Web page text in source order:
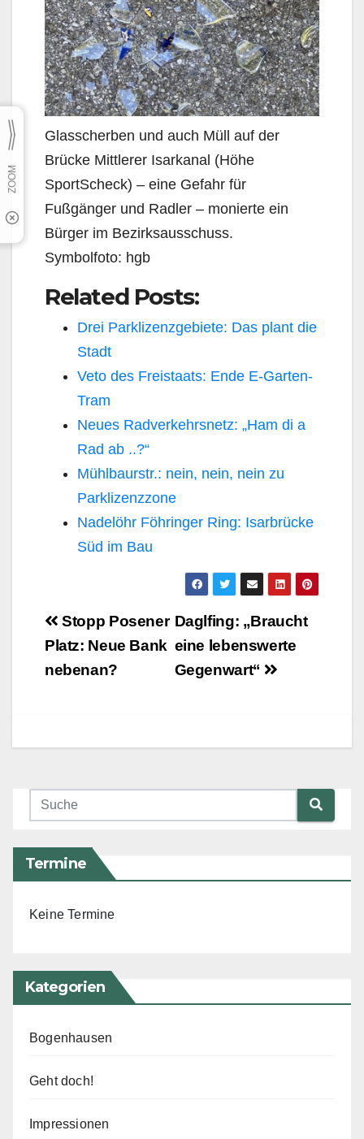
Glasscherben und auch Müll auf der
Brücke Mittlerer Isarkanal (Höhe
SportScheck) – eine Gefahr für
Fußgänger und Radler – monierte ein
Bürger im Bezirksausschuss.
Symbolfoto: hgb
Related Posts:
Drei Parklizenzgebiete: Das plant die
Stadt
Veto des Freistaats: Ende E-Garten-
Tram
Neues Radverkehrsnetz: „Ham di a
Rad ab ..?“
Mühlbaurstr.: nein, nein, nein zu
Parklizenzzone
Nadelöhr Föhringer Ring: Isarbrücke
Süd im Bau
Beitragsnavigation
Daglfing: „Braucht
eine lebenswerte
Gegenwart“
Stopp Posener
Platz: Neue Bank
nebenan?
Termine
Keine Termine
Kategorien
Bogenhausen
Geht doch!
Impressionen